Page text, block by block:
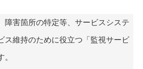
障害箇所の特定等、サービスシステ
ス維持のために役立つ「監視サービ